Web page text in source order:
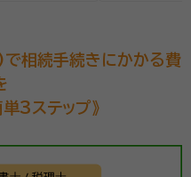
相続手続きにかかる費
3ステップ》